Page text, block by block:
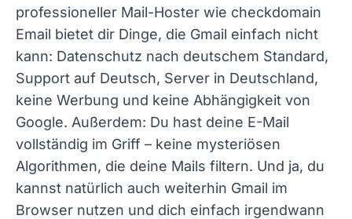
professioneller Mail-Hoster wie checkdomain
Email bietet dir Dinge, die Gmail einfach nicht
kann: Datenschutz nach deutschem Standard,
Support auf Deutsch, Server in Deutschland,
keine Werbung und keine Abhängigkeit von
Google. Außerdem: Du hast deine E-Mail
vollständig im Griff – keine mysteriösen
Algorithmen, die deine Mails filtern. Und ja, du
kannst natürlich auch weiterhin Gmail im
Browser nutzen und dich einfach irgendwann